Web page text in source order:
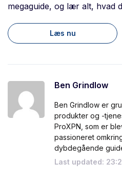
megaguide, og lær alt, hvad
Læs nu
Ben Grindlow
Ben Grindlow er
produkter og -
ProXPN, som er
passioneret
dybdegående
Last updated: